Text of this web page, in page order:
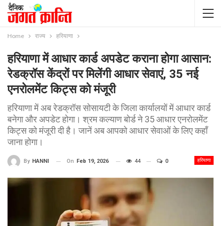
Home राज्य हरियाणा
हरियाणा में आधार कार्ड अपडेट कराना होगा आसान:
रेडक्रॉस केंद्रों पर मिलेंगी आधार सेवाएं, 35 नई
एनरोलमेंट किट्स को मंजूरी
हरियाणा में अब रेडक्रॉस सोसायटी के जिला कार्यालयों में आधार कार्ड
बनेगा और अपडेट होगा। श्रम कल्याण बोर्ड ने 35 आधार एनरोलमेंट
किट्स को मंजूरी दी है। जानें अब आपको आधार सेवाओं के लिए कहाँ
जाना होगा।
हरियाणा
By HANNI On Feb 19, 2026 44 0